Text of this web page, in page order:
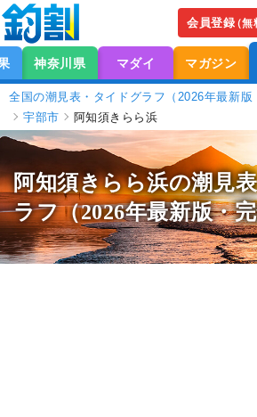
会員登録（無
神奈川県 マダイ マガジン
全国の潮見表・タイドグラフ（2026年最新版
宇部市
阿知須きらら浜
阿知須きらら浜の潮見表
ラフ（2026年最新版・